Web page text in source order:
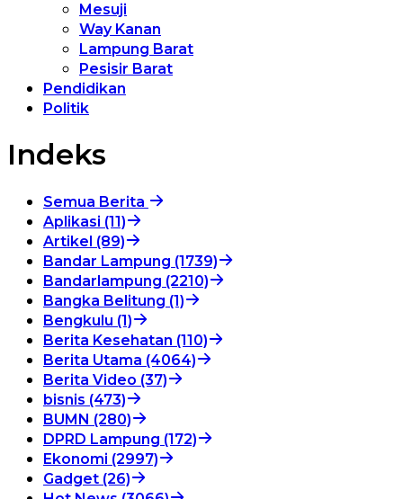
Mesuji
Way Kanan
Lampung Barat
Pesisir Barat
Pendidikan
Politik
Indeks
Semua Berita
Aplikasi (11)
Artikel (89)
Bandar Lampung (1739)
Bandarlampung (2210)
Bangka Belitung (1)
Bengkulu (1)
Berita Kesehatan (110)
Berita Utama (4064)
Berita Video (37)
bisnis (473)
BUMN (280)
DPRD Lampung (172)
Ekonomi (2997)
Gadget (26)